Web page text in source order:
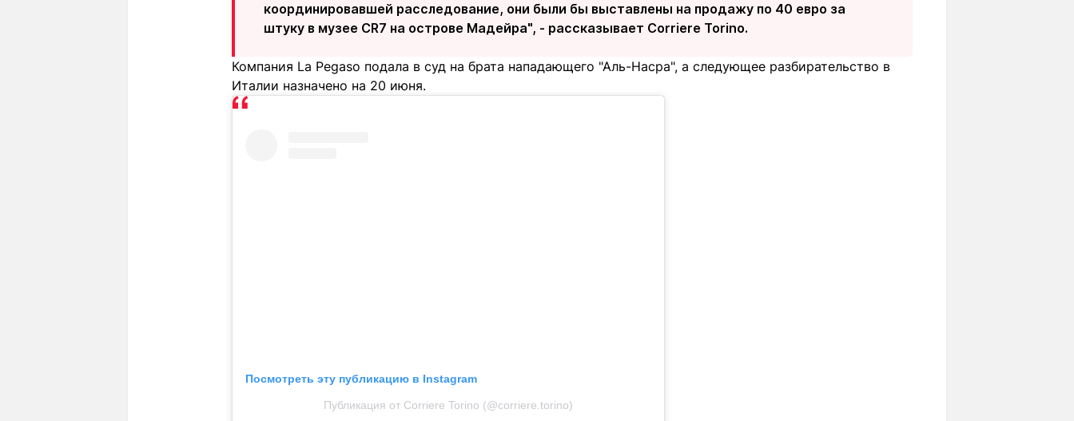
координировавшей расследование, они были бы выставлены на продажу по 40 евро за
штуку в музее CR7 на острове Мадейра", - рассказывает Corriere Torino.
Компания La Pegaso подала в суд на брата нападающего "Аль-Насра", а следующее разбирательство в
Италии назначено на 20 июня.
Посмотреть эту публикацию в Instagram
Публикация от Corriere Torino (@corriere.torino)